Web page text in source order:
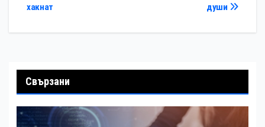
души
хакнат
Свързани